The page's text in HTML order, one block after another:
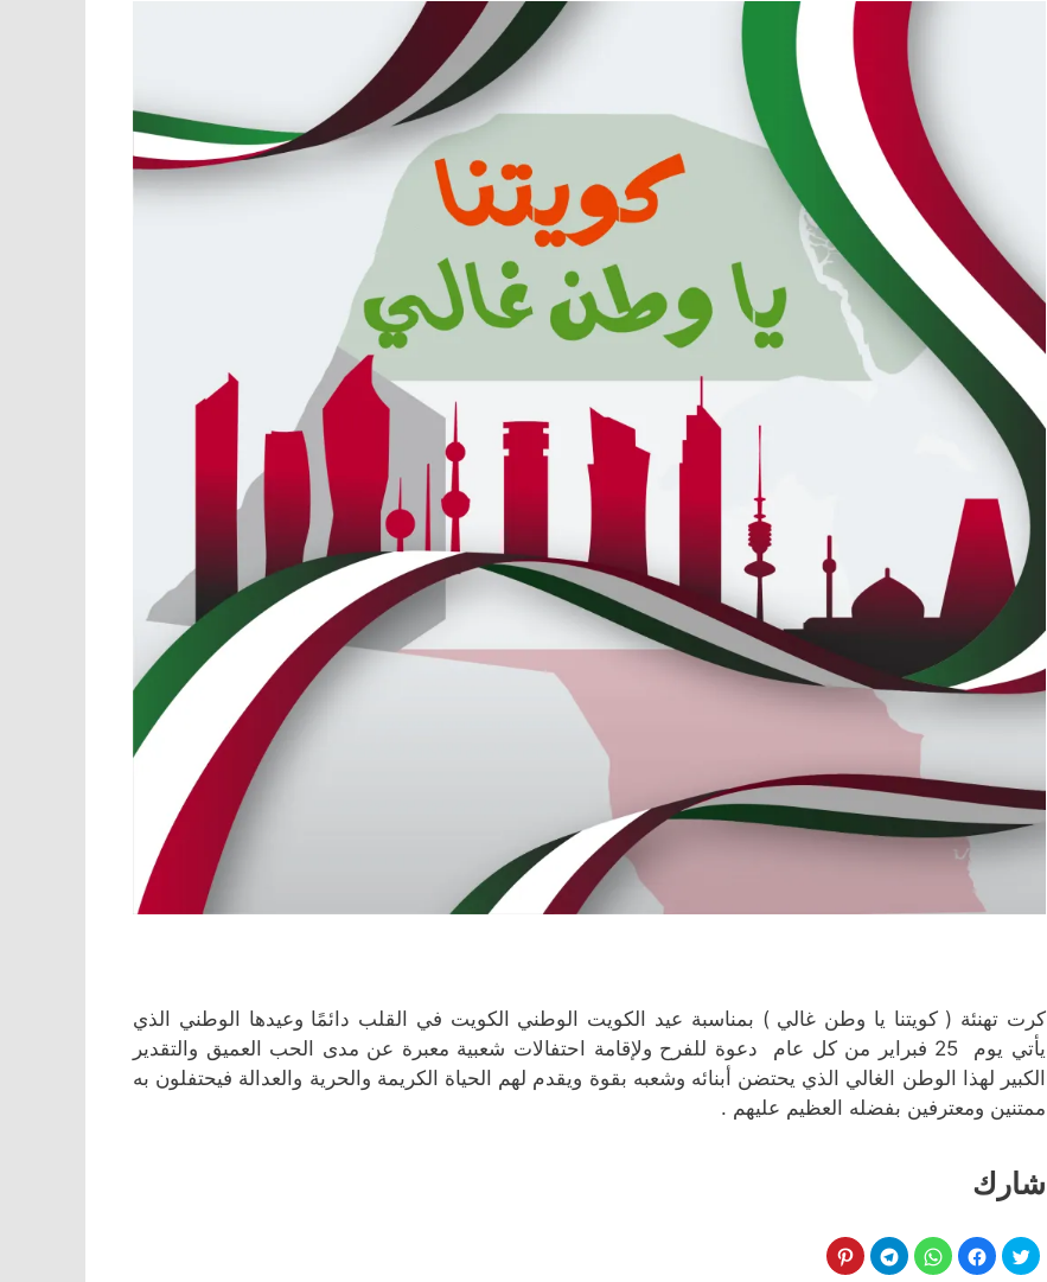
كرت تهنئة ( كويتنا يا وطن غالي ) بمناسبة عيد الكويت الوطني الكويت في القلب دائمًا وعيدها الوطني الذي
يأتي يوم 25 فبراير من كل عام دعوة للفرح ولإقامة احتفالات شعبية معبرة عن مدى الحب العميق والتقدير
الكبير لهذا الوطن الغالي الذي يحتضن أبنائه وشعبه بقوة ويقدم لهم الحياة الكريمة والحرية والعدالة فيحتفلون به
ممتنين ومعترفين بفضله العظيم عليهم .
شارك